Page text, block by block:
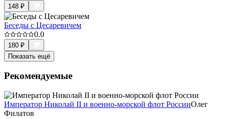
148 ₽
Беседы с Цесаревичем
0.0
180 ₽
Показать ещё
Рекомендуемые
Император Николай II и военно-морской флот РоссииОлег
Филатов